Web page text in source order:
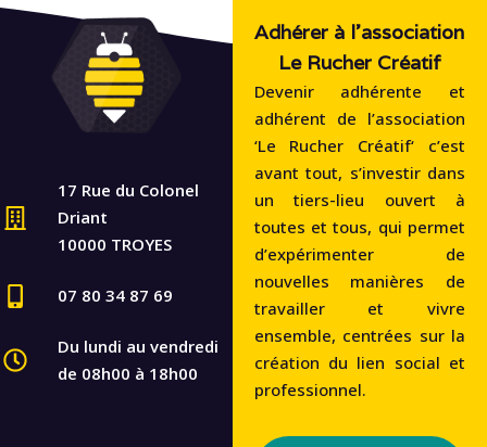
17 Rue du Colonel
Driant
10000 TROYES
07 80 34 87 69
Du lundi au vendredi
de 08h00 à 18h00
Adhérer à l'association
Le Rucher Créatif
Devenir adhérente et
adhérent de l’association
‘Le Rucher Créatif‘ c’est
avant tout, s’investir dans
un tiers-lieu ouvert à
toutes et tous, qui permet
d’expérimenter de
nouvelles manières de
travailler et vivre
ensemble, centrées sur la
création du lien social et
professionnel.